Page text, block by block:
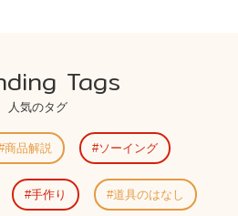
Tags
人気のタグ
商品解説 ソーイング
手作り 道具のはなし